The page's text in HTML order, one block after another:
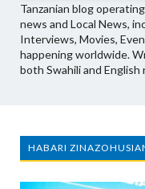
Tanzanian blog
news and Local News,
Interviews, Movies,
happening worldwide.
both Swahili and English
HABARI